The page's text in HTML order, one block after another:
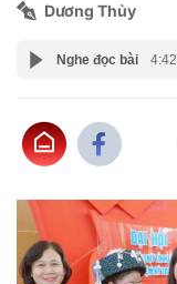
Dương Thủy
Nghe đọc bài 4:42